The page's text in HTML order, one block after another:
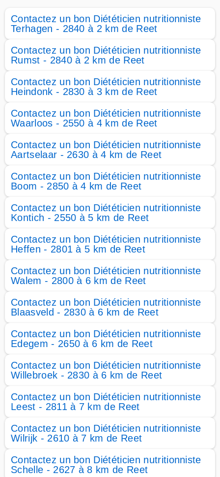
Contactez un bon Diététicien nutritionniste
Terhagen - 2840 à 2 km de Reet
Contactez un bon Diététicien nutritionniste
Rumst - 2840 à 2 km de Reet
Contactez un bon Diététicien nutritionniste
Heindonk - 2830 à 3 km de Reet
Contactez un bon Diététicien nutritionniste
Waarloos - 2550 à 4 km de Reet
Contactez un bon Diététicien nutritionniste
Aartselaar - 2630 à 4 km de Reet
Contactez un bon Diététicien nutritionniste
Boom - 2850 à 4 km de Reet
Contactez un bon Diététicien nutritionniste
Kontich - 2550 à 5 km de Reet
Contactez un bon Diététicien nutritionniste
Heffen - 2801 à 5 km de Reet
Contactez un bon Diététicien nutritionniste
Walem - 2800 à 6 km de Reet
Contactez un bon Diététicien nutritionniste
Blaasveld - 2830 à 6 km de Reet
Contactez un bon Diététicien nutritionniste
Edegem - 2650 à 6 km de Reet
Contactez un bon Diététicien nutritionniste
Willebroek - 2830 à 6 km de Reet
Contactez un bon Diététicien nutritionniste
Leest - 2811 à 7 km de Reet
Contactez un bon Diététicien nutritionniste
Wilrijk - 2610 à 7 km de Reet
Contactez un bon Diététicien nutritionniste
Schelle - 2627 à 8 km de Reet